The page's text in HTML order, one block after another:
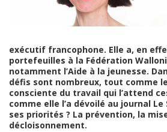
exécutif francophone. Elle a, en
portefeuilles à la Fédération
notamment l’Aide à la jeunesse.
défis sont nombreux, tout comme
consciente du travail qui l’attend
comme elle l’a dévoilé au journal
ses priorités ? La prévention, la
décloisonnement.